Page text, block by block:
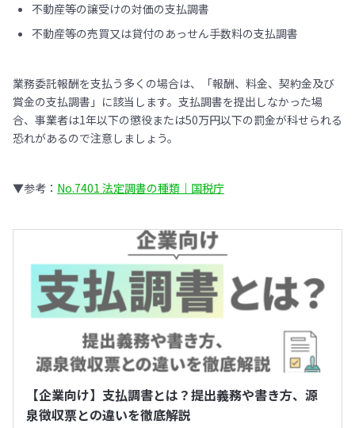
不動産等の譲受けの対価の支払調書
不動産等の売買又は貸付のあっせん手数料の支払調書
業務委託報酬を支払う多くの場合は、「報酬、料金、契約金及び
賞金の支払調書」に該当します。支払調書を提出しなかった場
合、事業者は1年以下の懲役または50万円以下の罰金が科せられる
恐れがあるので注意しましょう。
▼参考： No.7401 法定調書の種類｜国税庁
【企業向け】支払調書とは？提出義務や書き方、源
泉徴収票との違いを徹底解説